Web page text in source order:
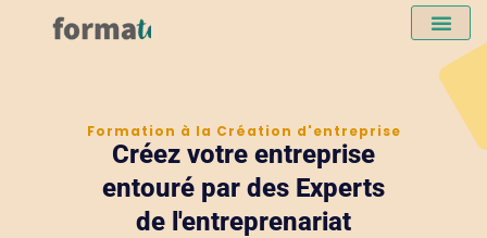
Formation à la Création d'entreprise
Créez votre entreprise
entouré par des Experts
de l'entreprenariat